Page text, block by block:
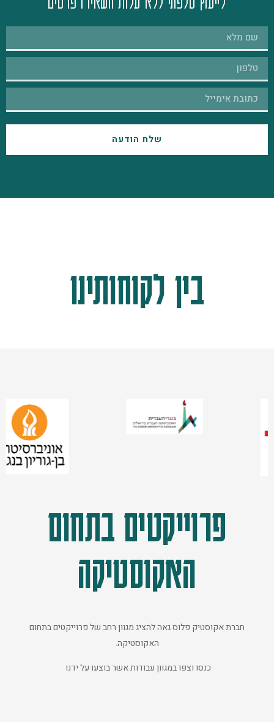
שלח הודעה
בין לקוחותינו
פרוייקטים בתחום
האקוסטיקה
חברת אקוסטיק פלוס גאה להציג מגוון רחב של פרוייקטים בתחום
האקוסטיקה.
כנסו וצפו במגוון עבודות אשר בוצעו על ידנו